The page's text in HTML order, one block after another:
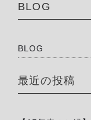
BLOG
BLOG
最近の投稿